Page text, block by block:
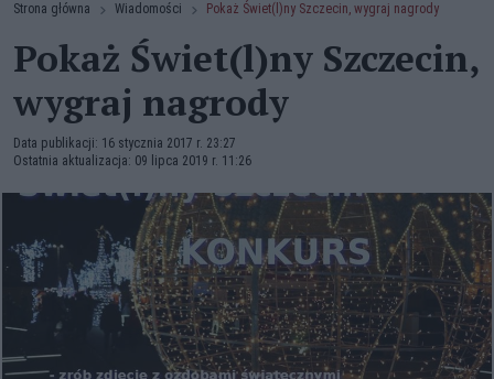
Strona główna Wiadomości Pokaż Świet(l)ny Szczecin, wygraj nagrody
Pokaż Świet(l)ny Szczecin,
wygraj nagrody
Data publikacji: 16 stycznia 2017 r. 23:27
Ostatnia aktualizacja: 09 lipca 2019 r. 11:26